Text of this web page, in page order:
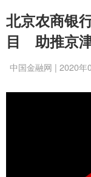
北京农商银
目 助推京
中国金融网 | 2020